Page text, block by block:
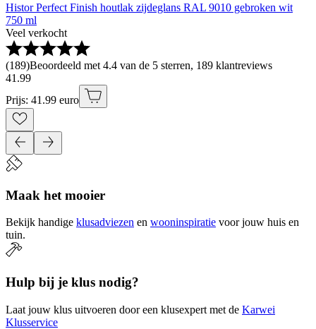
Histor Perfect Finish houtlak zijdeglans RAL 9010 gebroken wit
750 ml
Veel verkocht
(189)Beoordeeld met 4.4 van de 5 sterren, 189 klantreviews
41 .99
Prijs: 41.99 euro
Maak het mooier
Bekijk handige klusadviezen en wooninspiratie voor jouw huis en
tuin.
Hulp bij je klus nodig?
Laat jouw klus uitvoeren door een klusexpert met de Karwei
Klusservice